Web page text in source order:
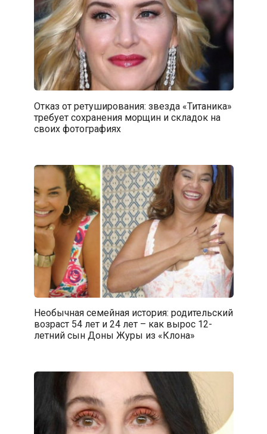
Отказ от ретуширования: звезда «Титаника»
требует сохранения морщин и складок на
своих фотографиях
Необычная семейная история: родительский
возраст 54 лет и 24 лет – как вырос 12-
летний сын Доны Журы из «Клона»